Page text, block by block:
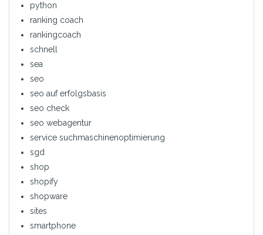
python
ranking coach
rankingcoach
schnell
sea
seo
seo auf erfolgsbasis
seo check
seo webagentur
service suchmaschinenoptimierung
sgd
shop
shopify
shopware
sites
smartphone